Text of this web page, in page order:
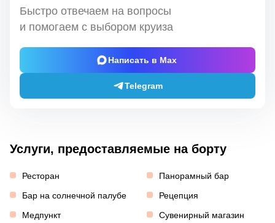
Быстро отвечаем на вопросы
и помогаем с выбором круиза
Написать в Max
Telegram
Услуги, предоставляемые на борту
Ресторан
Панорамный бар
Бар на солнечной палубе
Рецепция
Медпункт
Сувенирный магазин